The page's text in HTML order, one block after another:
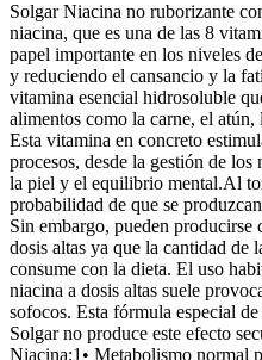
Solgar Niacina no ruborizante
niacina, que es una de las 8
papel importante en los niveles
y reduciendo el cansancio y la
vitamina esencial hidrosoluble
alimentos como la carne, el
Esta vitamina en concreto
procesos, desde la gestión de los
la piel y el equilibrio mental.Al
probabilidad de que se
Sin embargo, pueden producirse
dosis altas ya que la cantidad de
consume con la dieta. El uso
niacina a dosis altas suele
sofocos. Esta fórmula especial
Solgar no produce este efecto
Niacina:1• Metabolismo normal